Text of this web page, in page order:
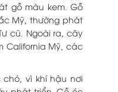
gỗ màu kem. Gỗ
Mỹ, thường phát
cũ. Ngoài ra, cây
California Mỹ, các
vì khí hậu nơi